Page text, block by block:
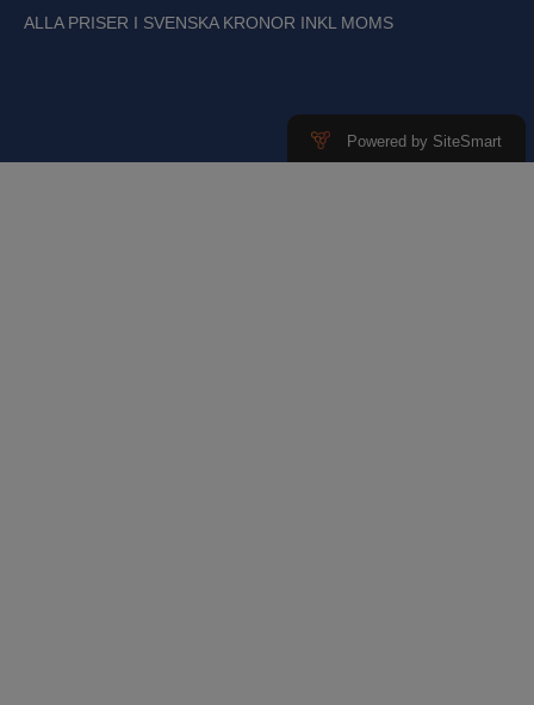
ALLA PRISER I SVENSKA KRONOR INKL MOMS
Powered by SiteSmart